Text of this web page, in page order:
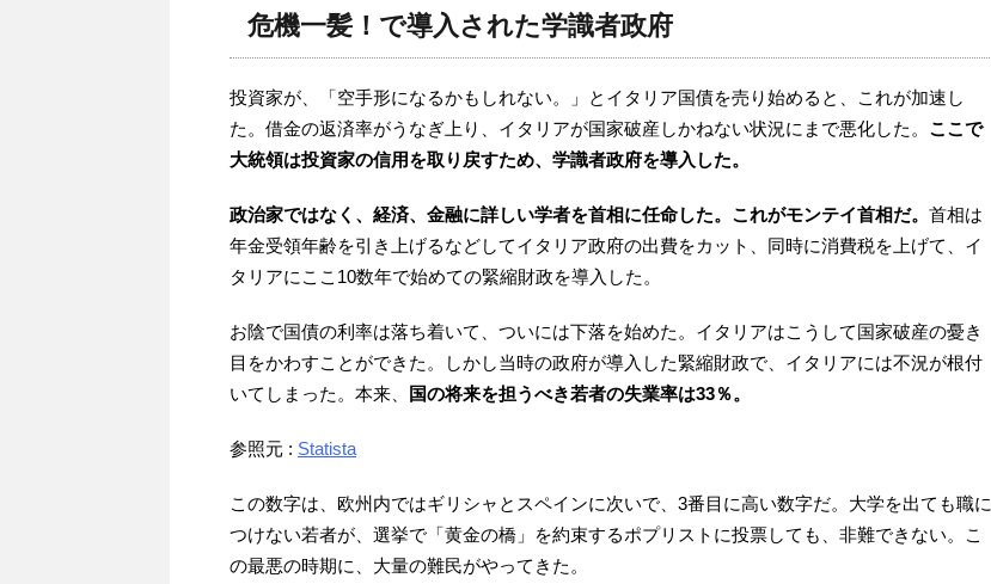
危機一髪！で導入された学識者政府
投資家が、「空手形になるかもしれない。」とイタリア国債を売り始めると、これが加速し
た。借金の返済率がうなぎ上り、イタリアが国家破産しかねない状況にまで悪化した。 ここで
大統領は投資家の信用を取り戻すため、学識者政府を導入した。
政治家ではなく、経済、金融に詳しい学者を首相に任命した。これがモンテイ首相だ。 首相は
年金受領年齢を引き上げるなどしてイタリア政府の出費をカット、同時に消費税を上げて、イ
タリアにここ10数年で始めての緊縮財政を導入した。
お陰で国債の利率は落ち着いて、ついには下落を始めた。イタリアはこうして国家破産の憂き
目をかわすことができた。しかし当時の政府が導入した緊縮財政で、イタリアには不況が根付
いてしまった。本来、
国の将来を担うべき若者の失業率は33％。
参照元 : Statista
この数字は、欧州内ではギリシャとスペインに次いで、3番目に高い数字だ。大学を出ても職に
つけない若者が、選挙で「黄金の橋」を約束するポプリストに投票しても、非難できない。こ
の最悪の時期に、大量の難民がやってきた。